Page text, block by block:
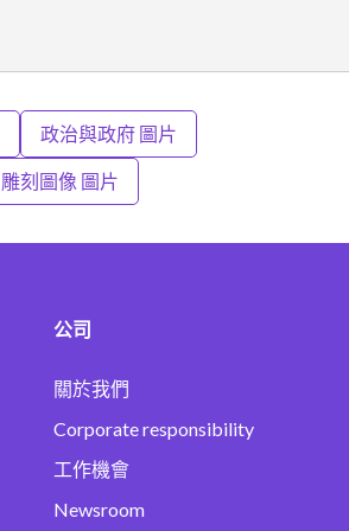
政治與政府 圖片
雕刻圖像 圖片
公司
關於我們
Corporate responsibility
工作機會
Newsroom